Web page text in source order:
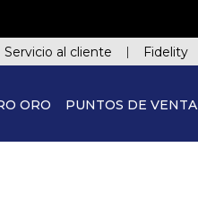
Servicio al cliente Fidelity
ORO PUNTOS DE VENTA